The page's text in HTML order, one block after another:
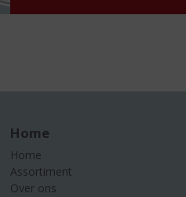
Home
Home
Assortiment
Over ons